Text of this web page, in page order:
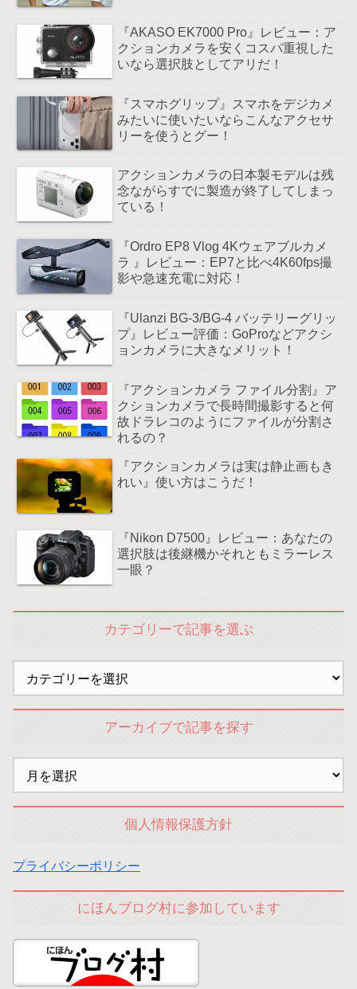
『AKASO EK7000 Pro』レビュー：ア
クションカメラを安くコスパ重視した
いなら選択肢としてアリだ！
『スマホグリップ』スマホをデジカメ
みたいに使いたいならこんなアクセサ
リーを使うとグー！
アクションカメラの日本製モデルは残
念ながらすでに製造が終了してしまっ
ている！
『Ordro EP8 Vlog 4Kウェアブルカメ
ラ 』レビュー：EP7と比べ4K60fps撮
影や急速充電に対応！
『Ulanzi BG-3/BG-4 バッテリーグリッ
プ』レビュー評価：GoProなどアクシ
ョンカメラに大きなメリット！
『アクションカメラ ファイル分割』ア
クションカメラで長時間撮影すると何
故ドラレコのようにファイルが分割さ
れるの？
『アクションカメラは実は静止画もき
れい』使い方はこうだ！
『Nikon D7500』レビュー：あなたの
選択肢は後継機かそれともミラーレス
一眼？
カテゴリーで記事を選ぶ
アーカイブで記事を探す
個人情報保護方針
プライバシーポリシー
にほんブログ村に参加しています